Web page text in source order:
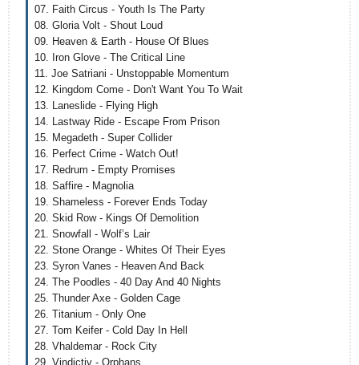
07. Faith Circus - Youth Is The Party
08. Gloria Volt - Shout Loud
09. Heaven & Earth - House Of Blues
10. Iron Glove - The Critical Line
11. Joe Satriani - Unstoppable Momentum
12. Kingdom Come - Don't Want You To Wait
13. Laneslide - Flying High
14. Lastway Ride - Escape From Prison
15. Megadeth - Super Collider
16. Perfect Crime - Watch Out!
17. Redrum - Empty Promises
18. Saffire - Magnolia
19. Shameless - Forever Ends Today
20. Skid Row - Kings Of Demolition
21. Snowfall - Wolf’s Lair
22. Stone Orange - Whites Of Their Eyes
23. Syron Vanes - Heaven And Back
24. The Poodles - 40 Day And 40 Nights
25. Thunder Axe - Golden Cage
26. Titanium - Only One
27. Tom Keifer - Cold Day In Hell
28. Vhaldemar - Rock City
29. Vindictiv - Orphans